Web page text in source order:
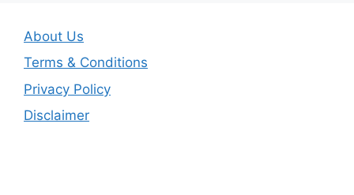
About Us
Terms & Conditions
Privacy Policy
Disclaimer